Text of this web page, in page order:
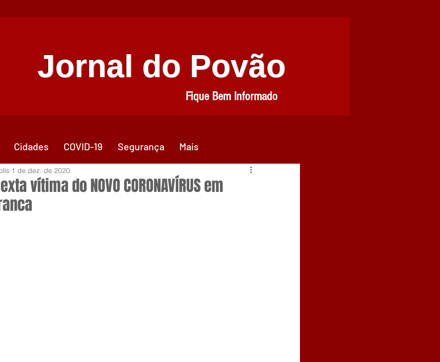
Jornal do Povão
Fique Bem Informado
vítima do NOVO CORONAVÍRUS em
1 de dez. de 2020
Cidades COVID-19 Segurança Mais